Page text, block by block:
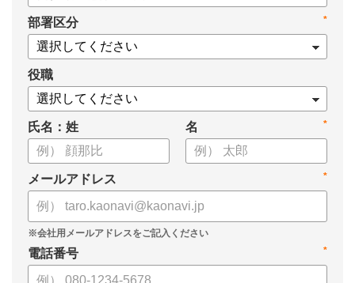
から始める方も安心です。評価シートフォーマットの作成や素
案の生成など、コピペで使えるプロンプトも収録！
生成AIを「壁打ち相手」や「作業アシスタント」にして、明日か
らの人事業務を効率化してみませんか？
【資料の内容】
・人事担当者に聞いた「生成AI活用に関する実態調査」
・生成AI利用における注意点やルール
・今日から使えるプロンプト集（人事評価、エンゲージメント業
務）
*
部署区分
役職
氏名：姓 *
名
*
メールアドレス
*
電話番号